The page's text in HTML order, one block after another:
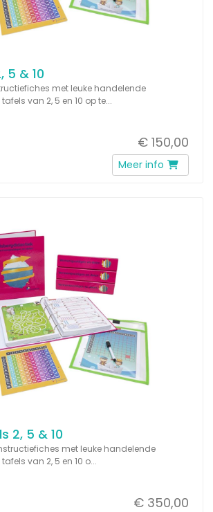
5 & 10
met leuke handelende
van 2, 5 en 10 op te...
€ 150,00
Meer info
2, 5 & 10
met leuke handelende
van 2, 5 en 10 o...
€ 350,00